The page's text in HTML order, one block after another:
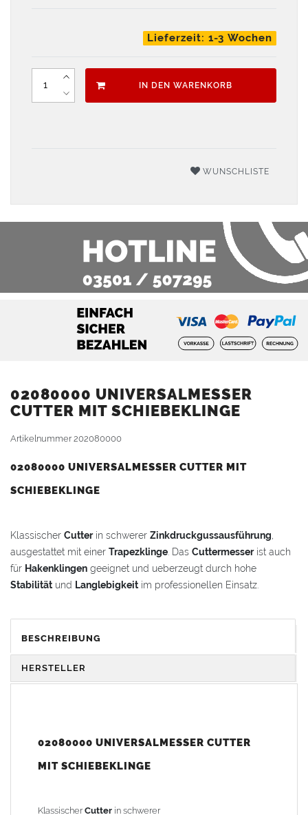
Lieferzeit: 1-3 Wochen
IN DEN WARENKORB
WUNSCHLISTE
02080000 UNIVERSALMESSER
CUTTER MIT SCHIEBEKLINGE
Artikelnummer202080000
02080000 UNIVERSALMESSER CUTTER MIT
SCHIEBEKLINGE
Klassischer Cutterin schwerer Zinkdruckgussausführung,
ausgestattet mit einer Trapezklinge . Das Cuttermesserist auch
für Hakenklingen geeignet und ueberzeugt durch hohe
Stabilität und Langlebigkeit im professionellen Einsatz.
Vorteile und Komfort
Robuster Cutter mit sicherem Klingenvorschub
Einfach und sicher: MassivesZinkdruckgussgehaeuse
BESCHREIBUNG
HERSTELLER
02080000 UNIVERSALMESSER CUTTER
MIT SCHIEBEKLINGE
KlassischerCutter in schwerer